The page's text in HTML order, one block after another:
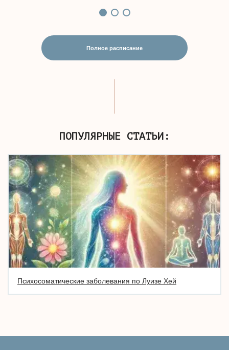
Полное расписание
ПОПУЛЯРНЫЕ СТАТЬИ:
Психосоматические заболевания по Луизе Хей